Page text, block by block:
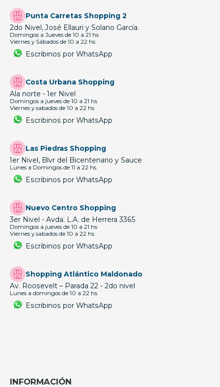
Punta Carretas Shopping 2
2do Nivel, José Ellauri y Solano García.
Domingos a Jueves de 10 a 21 hs
Viernes y Sábados de 10 a 22 hs
Escribinos por WhatsApp
Costa Urbana Shopping
Ala norte - 1er Nivel
Domingos a jueves de 10 a 21 hs
Viernes y sabados de 10 a 22 hs
Escribinos por WhatsApp
Las Piedras Shopping
1er Nivel, Blvr del Bicentenario y Sauce
Lunes a Domingos de 11 a 22 hs
Escribinos por WhatsApp
Nuevo Centro Shopping
3er Nivel - Avda. L.A. de Herrera 3365
Domingos a jueves de 10 a 21 hs
Viernes y sabados de 10 a 22 hs
Escribinos por WhatsApp
Shopping Atlántico Maldonado
Av. Roosevelt – Parada 22 - 2do nivel
Lunes a domingos de 10 a 22 hs
Escribinos por WhatsApp
INFORMACIÓN